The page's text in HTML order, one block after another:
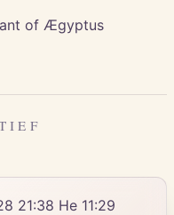
of Ægyptus
21:38 He 11:29